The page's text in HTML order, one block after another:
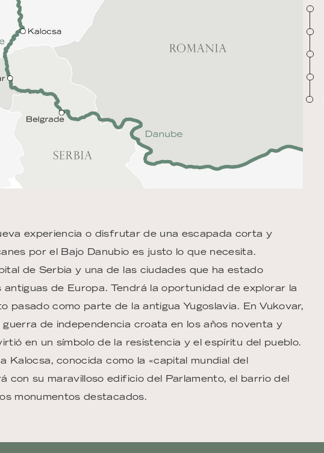
experiencia o disfrutar de una escapada corta y
por el Bajo Danubio es justo lo que necesita.
de Serbia y una de las ciudades que ha estado
de Europa. Tendrá la oportunidad de explorar la
pasado como parte de la antigua Yugoslavia. En Vukovar,
de independencia croata en los años noventa y
en un símbolo de la resistencia y el espíritu del pueblo.
Kalocsa, conocida como la «capital mundial del
con su maravilloso edificio del Parlamento, el barrio del
monumentos destacados.